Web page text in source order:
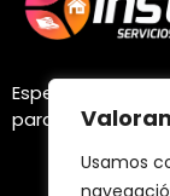
Usamos
Especialistas en
para